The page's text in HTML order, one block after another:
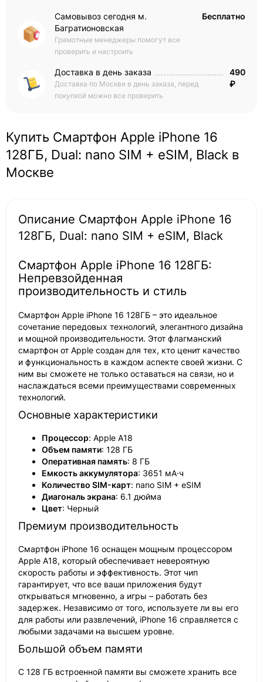
Самовывоз сегодня м.
Багратионовская
Грамотные менеджеры помогут все
проверить и настроить
Бесплатно
Доставка в день заказа
Доставка по Москве в день заказа, перед
покупкой можно все проверить
490
₽
Купить Смартфон Apple iPhone 16
128ГБ, Dual: nano SIM + eSIM, Black в
Москве
Описание Смартфон Apple iPhone 16
128ГБ, Dual: nano SIM + eSIM, Black
Смартфон Apple iPhone 16 128ГБ:
Непревзойденная
производительность и стиль
Смартфон Apple iPhone 16 128ГБ – это идеальное
сочетание передовых технологий, элегантного дизайна
и мощной производительности. Этот флагманский
смартфон от Apple создан для тех, кто ценит качество
и функциональность в каждом аспекте своей жизни. С
ним вы сможете не только оставаться на связи, но и
наслаждаться всеми преимуществами современных
технологий.
Основные характеристики
Процессор: Apple A18
Объем памяти: 128 ГБ
Оперативная память: 8 ГБ
Емкость аккумулятора: 3651 мА·ч
Количество SIM-карт: nano SIM + eSIM
Диагональ экрана: 6.1 дюйма
Цвет: Черный
Премиум производительность
Смартфон iPhone 16 оснащен мощным процессором
Apple A18, который обеспечивает невероятную
скорость работы и эффективность. Этот чип
гарантирует, что все ваши приложения будут
открываться мгновенно, а игры – работать без
задержек. Независимо от того, используете ли вы его
для работы или развлечений, iPhone 16 справляется с
любыми задачами на высшем уровне.
Большой объем памяти
С 128 ГБ встроенной памяти вы сможете хранить все